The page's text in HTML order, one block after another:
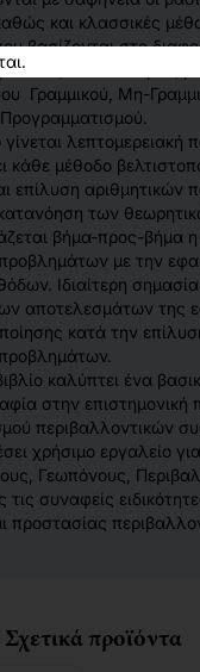
και κλασσικές
βασίζονται στο
οι κύριες
Γραμμικού, Μη-
λεπτομερειακή
κάθε μέθοδο
επίλυση αριθμητικών
των
βήμα-προς-βήμα
με την
Ιδιαίτερη σημασία
αποτελεσμάτων της
κατά την
καλύπτει ένα
στην επιστημονική
περιβαλλοντικών
χρήσιμο εργαλείο
Γεωπόνους,
τις συναφείς
προστασίας
Σχετικά προϊόντα